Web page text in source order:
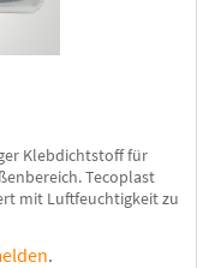
Klebdichtstoff für
Tecoplast
mit Luftfeuchtigkeit zu
.